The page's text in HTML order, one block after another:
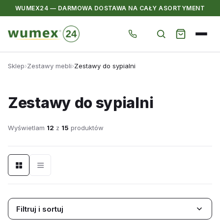
WUMEX24 — DARMOWA DOSTAWA NA CAŁY ASORTYMENT
doSklep›Zestawy mebli›Zestawy do sypialni
Zestawy do sypialni
Wyświetlam 12 z 15 produktów
Filtruj i sortuj